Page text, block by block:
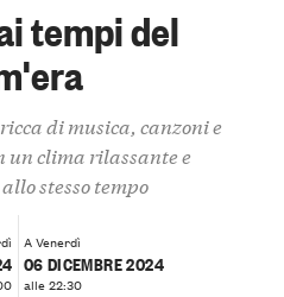
tempi del
di musica, canzoni e
clima rilassante e
stesso tempo
A Venerdì
06 DICEMBRE 2024
alle 22:30